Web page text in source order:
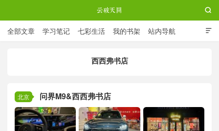

全部文章 学习笔记 七彩生活 我的书架 站内导航

西西弗书店
北京 问界M9&西西弗书店